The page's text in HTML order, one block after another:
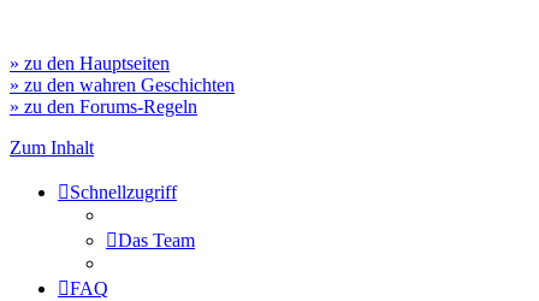
» zu den Hauptseiten
» zu den wahren Geschichten
» zu den Forums-Regeln
Zum Inhalt
Schnellzugriff
Das Team
FAQ